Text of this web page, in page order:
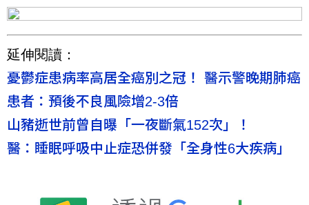
延伸閱讀：
憂鬱症患病率高居全癌別之冠！ 醫示警晚期肺癌
患者：預後不良風險增2-3倍
山豬逝世前曾自曝「一夜斷氣152次」！
醫：睡眠呼吸中止症恐併發「全身性6大疾病」